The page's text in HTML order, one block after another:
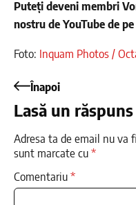
Puteți deveni membri
nostru de YouTube de
Foto: Inquam Photos /
Înapoi
Lasă un răspuns
Adresa ta de email nu va
sunt marcate cu*
Comentariu*